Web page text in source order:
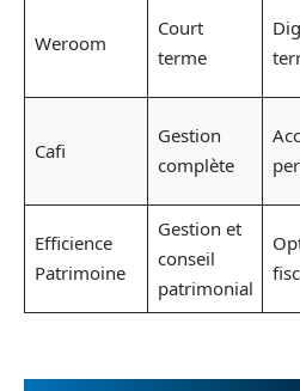
Weroom
Court
terme
Cafi
Gestion
complète
Efficience
Patrimoine
Gestion et
conseil
patrimonial